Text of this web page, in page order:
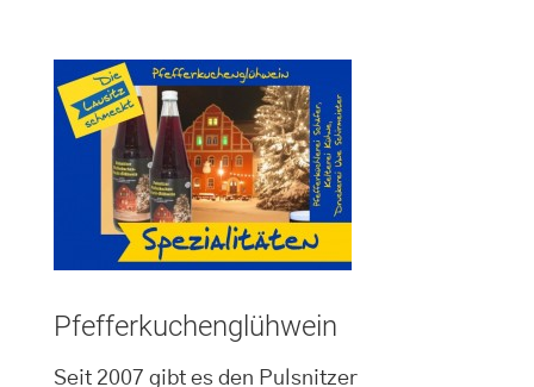
Pfefferkuchenglühwein
Seit 2007 gibt es den Pulsnitzer